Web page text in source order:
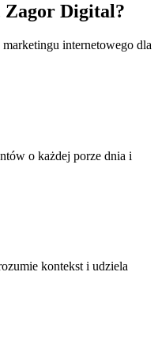
Zagor Digital?
internetowego dla
o każdej porze dnia i
kontekst i udziela